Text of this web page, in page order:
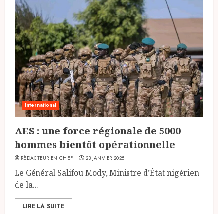
International
AES : une force régionale de 5000
hommes bientôt opérationnelle
RÉDACTEUR EN CHEF 23 JANVIER 2025
Le Général Salifou Mody, Ministre d’État nigérien
de la...
LIRE LA SUITE